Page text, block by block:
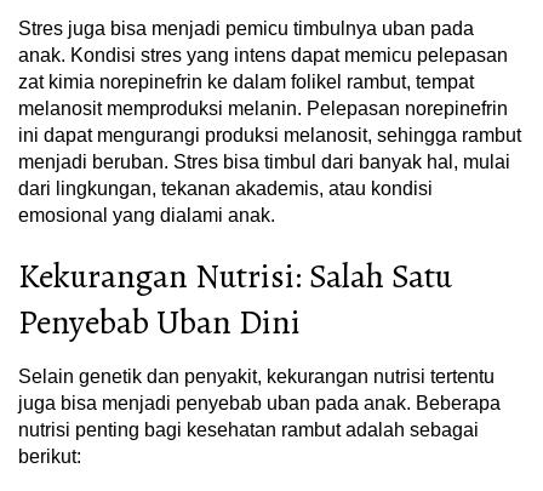
Stres juga bisa menjadi pemicu timbulnya uban pada
anak. Kondisi stres yang intens dapat memicu pelepasan
zat kimia norepinefrin ke dalam folikel rambut, tempat
melanosit memproduksi melanin. Pelepasan norepinefrin
ini dapat mengurangi produksi melanosit, sehingga rambut
menjadi beruban. Stres bisa timbul dari banyak hal, mulai
dari lingkungan, tekanan akademis, atau kondisi
emosional yang dialami anak.
Kekurangan Nutrisi: Salah Satu
Penyebab Uban Dini
Selain genetik dan penyakit, kekurangan nutrisi tertentu
juga bisa menjadi penyebab uban pada anak. Beberapa
nutrisi penting bagi kesehatan rambut adalah sebagai
berikut: